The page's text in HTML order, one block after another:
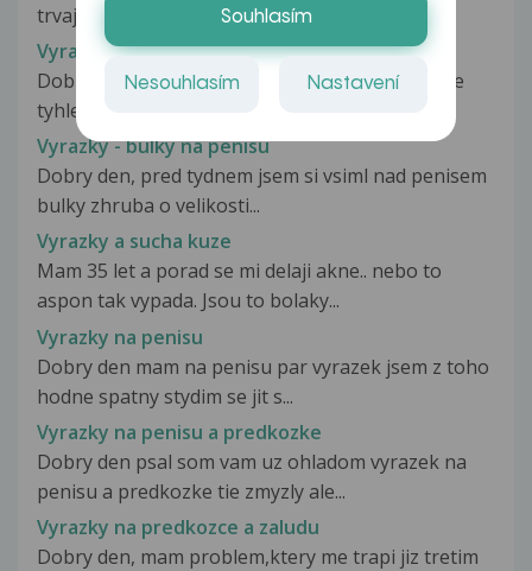
trvaju asi 2 tyzdne
Vyrazky
Dobry den, uz od kvetna pozoruji na leve strane
tyhle male dve vyrazky. Spise...
Vyrazky - bulky na penisu
Dobry den, pred tydnem jsem si vsiml nad penisem
bulky zhruba o velikosti...
Vyrazky a sucha kuze
Mam 35 let a porad se mi delaji akne.. nebo to
aspon tak vypada. Jsou to bolaky...
Vyrazky na penisu
Dobry den mam na penisu par vyrazek jsem z toho
hodne spatny stydim se jit s...
Vyrazky na penisu a predkozke
Dobry den psal som vam uz ohladom vyrazek na
penisu a predkozke tie zmyzly ale...
Vyrazky na predkozce a zaludu
Dobry den, mam problem,ktery me trapi jiz tretim
Souhlasím
Nesouhlasím Nastavení